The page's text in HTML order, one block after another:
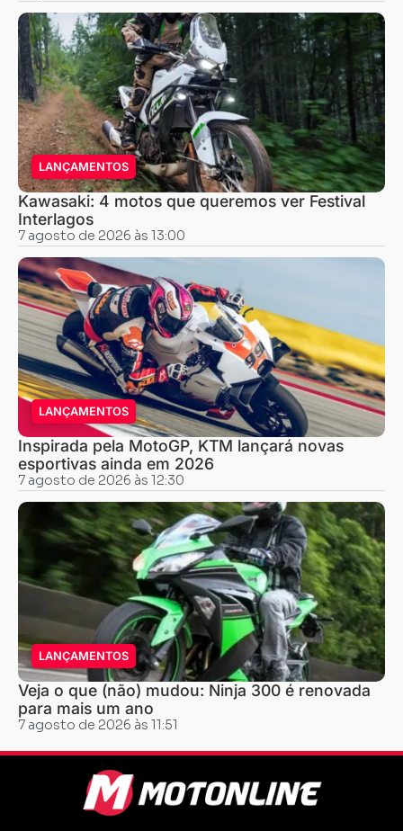
LANÇAMENTOS
Kawasaki: 4 motos que queremos ver Festival
Interlagos
7 agosto de 2026 às 13:00
LANÇAMENTOS
Inspirada pela MotoGP, KTM lançará novas
esportivas ainda em 2026
7 agosto de 2026 às 12:30
LANÇAMENTOS
Veja o que (não) mudou: Ninja 300 é renovada
para mais um ano
7 agosto de 2026 às 11:51